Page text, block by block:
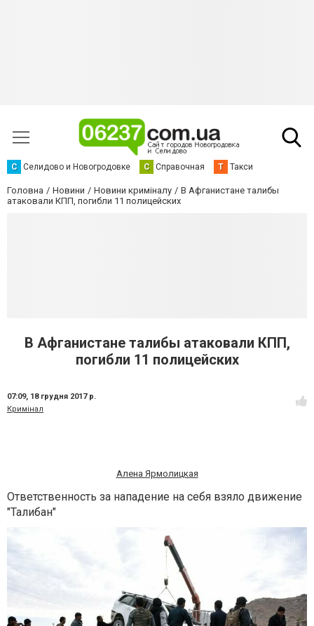
С Селидово и Новогродовке С Справочная Т Такси
Головна Новини Новини криміналу
В Афганистане талибы
атаковали КПП, погибли 11 полицейских
В Афганистане талибы атаковали КПП,
погибли 11 полицейских
07:09, 18 грудня 2017 р.
Кримінал
Алена Ярмолицкая
Ответственность за нападение на себя взяло движение
"Талибан"